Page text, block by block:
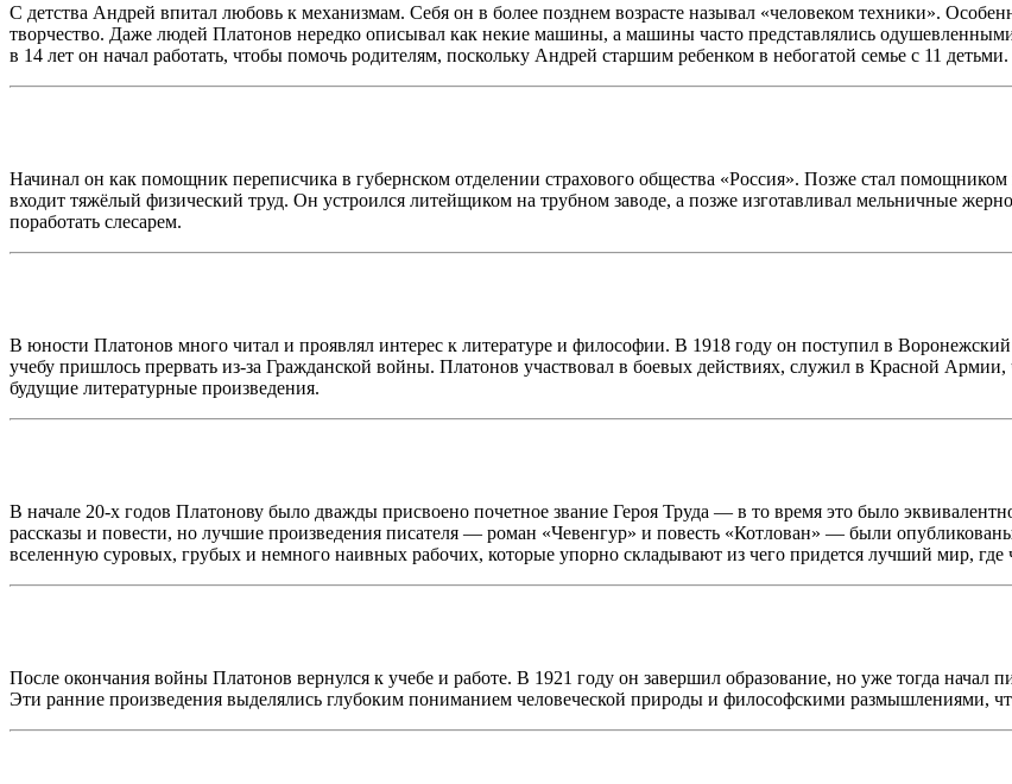
С детства Андрей впитал любовь к механизмам. Себя он в более позднем возрасте называл «человеком техники».
творчество. Даже людей Платонов нередко описывал как некие машины, а машины часто представлялись
в 14 лет он начал работать, чтобы помочь родителям, поскольку Андрей старшим ребенком в небогатой семье с 11 детьми.
Начинал он как помощник переписчика в губернском отделении страхового общества «Россия». Позже стал
входит тяжёлый физический труд. Он устроился литейщиком на трубном заводе, а позже изготавливал мельничные
поработать слесарем.
В юности Платонов много читал и проявлял интерес к литературе и философии. В 1918 году он поступил в
учебу пришлось прервать из-за Гражданской войны. Платонов участвовал в боевых действиях, служил в Красной Армии,
будущие литературные произведения.
В начале 20‑х годов Платонову было дважды присвоено почетное звание Героя Труда — в то время это было
рассказы и повести, но лучшие произведения писателя — роман «Чевенгур» и повесть «Котлован» — были
вселенную суровых, грубых и немного наивных рабочих, которые упорно складывают из чего придется лучший мир, где
После окончания войны Платонов вернулся к учебе и работе. В 1921 году он завершил образование, но уже тогда начал
Эти ранние произведения выделялись глубоким пониманием человеческой природы и философскими размышлениями,